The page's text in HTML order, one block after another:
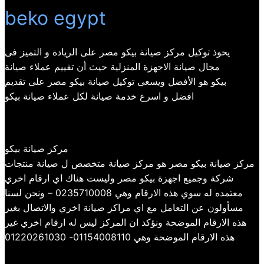
beko egypt
يحوذ توكيل مركز صيانة بيكو مصر على الريادة و التميز فى
مجال صيانة الاجهزة المنزلية حيث أن تقييم عملاء صيانة
بيكو هو الأفضل ويسعى توكيل صيانة بيكو مصر على تقديم
افضل و اسرع خدمة صيانة لكل عملاء صيانة بيكو
مركز صيانة بيكو
مركز صيانة بيكو مصر هو مركز صيانة متخصص ل صيانة منتجات
شركة وجميع اجهزة بيكو مصر وليست هناك اي ارقام اخري
معتمده له سوي هذه الارقام وهي 0235710008 – ونحن لسنا
مسأولون عن التعامل مع اي مراكز صيانة اخري والاتصال بغير
هذه الارقام الموضحة ونؤكد ان المركز ليس له ارقام اخري غير
هذه الارقام الموضحة وهي 01154008110- 01220261030